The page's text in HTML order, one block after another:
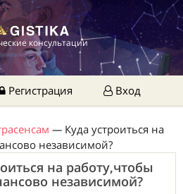
консультации
Регистрация Вход
— Куда устроиться на
независимой?
на работу,чтобы
независимой?